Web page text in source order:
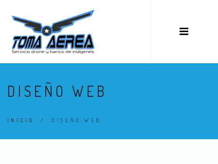
DISEÑO WEB
INICIO / DISEÑO WEB